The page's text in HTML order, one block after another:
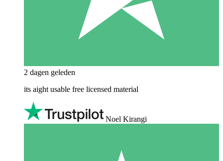
2 dagen geleden
its aight usable free licensed material
Noel Kirangi